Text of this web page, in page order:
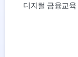
디지털 금융교
▶ 이